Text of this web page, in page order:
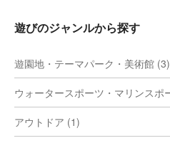
遊びのジャンルから探す
遊園地・テーマパーク・美術館 (3)
ウォータースポーツ・マリンスポ
アウトドア (1)